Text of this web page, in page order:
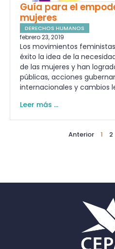
Guía para el
mujeres
DERECHOS HUMANOS
febrero 23, 2019
Los movimientos
éxito la idea de la
de las mujeres y han
públicas, acciones
internacionales y cambios
Leer más ...
Anterior 1 2